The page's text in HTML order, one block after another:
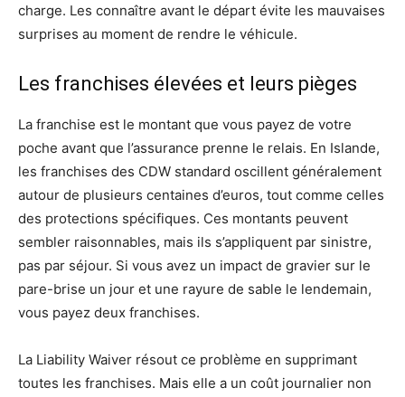
charge. Les connaître avant le départ évite les mauvaises
surprises au moment de rendre le véhicule.
Les franchises élevées et leurs pièges
La franchise est le montant que vous payez de votre
poche avant que l’assurance prenne le relais. En Islande,
les franchises des CDW standard oscillent généralement
autour de plusieurs centaines d’euros, tout comme celles
des protections spécifiques. Ces montants peuvent
sembler raisonnables, mais ils s’appliquent par sinistre,
pas par séjour. Si vous avez un impact de gravier sur le
pare-brise un jour et une rayure de sable le lendemain,
vous payez deux franchises.
La Liability Waiver résout ce problème en supprimant
toutes les franchises. Mais elle a un coût journalier non